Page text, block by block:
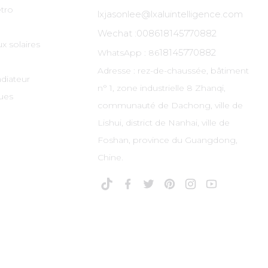
solaires
lxjasonlee@lxaluintelligence.com
Wechat :008618145770882
WhatsApp : 8618145770882
Adresse : rez-de-chaussée, bâtiment
n° 1, zone industrielle 8 Zhanqi,
communauté de Dachong, ville de
Lishui, district de Nanhai, ville de
Foshan, province du Guangdong,
Chine.